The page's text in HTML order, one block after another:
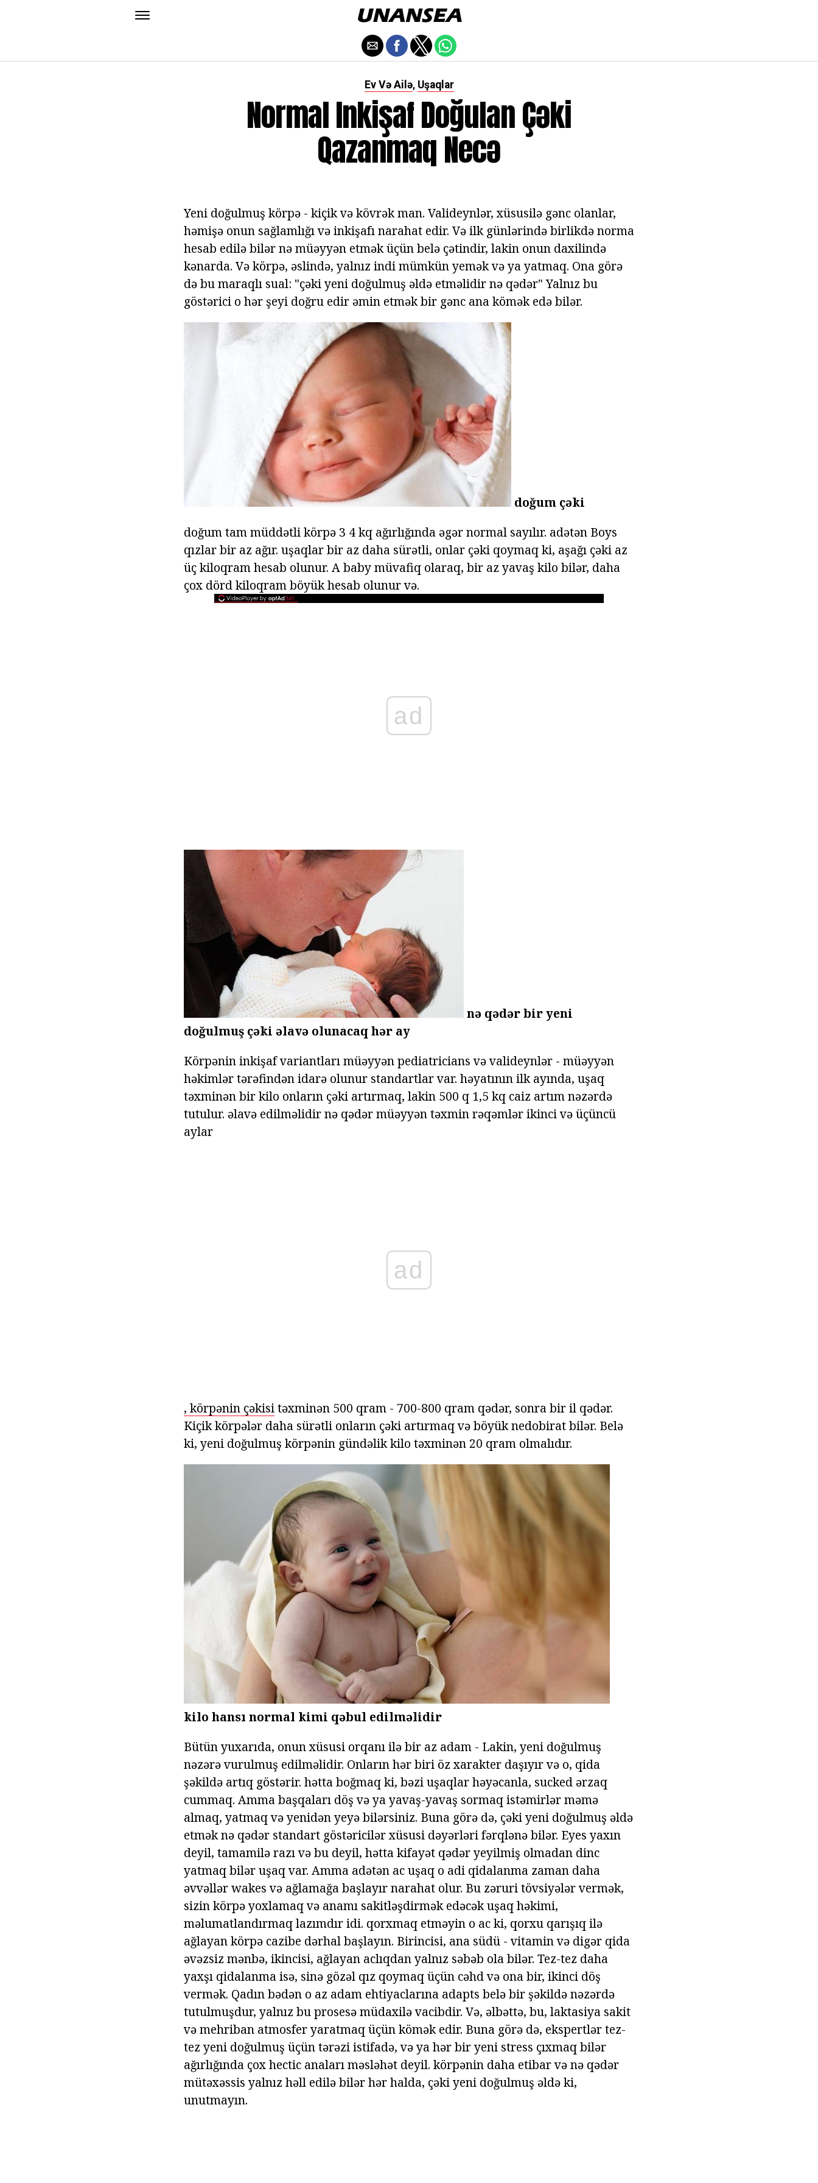
Ev Və Ailə, Uşaqlar
Normal Inkişaf Doğulan Çəki
Qazanmaq Necə
Yeni doğulmuş körpə - kiçik və kövrək man. Valideynlər, xüsusilə gənc olanlar,
həmişə onun sağlamlığı və inkişafı narahat edir. Və ilk günlərində birlikdə norma
hesab edilə bilər nə müəyyən etmək üçün belə çətindir, lakin onun daxilində
kənarda. Və körpə, əslində, yalnız indi mümkün yemək və ya yatmaq. Ona görə
də bu maraqlı sual: "çəki yeni doğulmuş əldə etməlidir nə qədər" Yalnız bu
göstərici o hər şeyi doğru edir əmin etmək bir gənc ana kömək edə bilər.
doğum çəki
doğum tam müddətli körpə 3 4 kq ağırlığında əgər normal sayılır. adətən Boys
qızlar bir az ağır. uşaqlar bir az daha sürətli, onlar çəki qoymaq ki, aşağı çəki az
üç kiloqram hesab olunur. A baby müvafiq olaraq, bir az yavaş kilo bilər, daha
çox dörd kiloqram böyük hesab olunur və.
ad
nə qədər bir yeni
doğulmuş çəki əlavə olunacaq hər ay
Körpənin inkişaf variantları müəyyən pediatricians və valideynlər - müəyyən
həkimlər tərəfindən idarə olunur standartlar var. həyatının ilk ayında, uşaq
təxminən bir kilo onların çəki artırmaq, lakin 500 q 1,5 kq caiz artım nəzərdə
tutulur. əlavə edilməlidir nə qədər müəyyən təxmin rəqəmlər ikinci və üçüncü
aylar
ad
, körpənin çəkisitəxminən 500 qram - 700-800 qram qədər, sonra bir il qədər.
Kiçik körpələr daha sürətli onların çəki artırmaq və böyük nedobirat bilər. Belə
ki, yeni doğulmuş körpənin gündəlik kilo təxminən 20 qram olmalıdır.
kilo hansı normal kimi qəbul edilməlidir
Bütün yuxarıda, onun xüsusi orqanı ilə bir az adam - Lakin, yeni doğulmuş
nəzərə vurulmuş edilməlidir. Onların hər biri öz xarakter daşıyır və o, qida
şəkildə artıq göstərir. hətta boğmaq ki, bəzi uşaqlar həyəcanla, sucked ərzaq
cummaq. Amma başqaları döş və ya yavaş-yavaş sormaq istəmirlər məmə
almaq, yatmaq və yenidən yeyə bilərsiniz. Buna görə də, çəki yeni doğulmuş əldə
etmək nə qədər standart göstəricilər xüsusi dəyərləri fərqlənə bilər. Eyes yaxın
deyil, tamamilə razı və bu deyil, hətta kifayət qədər yeyilmiş olmadan dinc
yatmaq bilər uşaq var. Amma adətən ac uşaq o adi qidalanma zaman daha
əvvəllər wakes və ağlamağa başlayır narahat olur. Bu zəruri tövsiyələr vermək,
sizin körpə yoxlamaq və anamı sakitləşdirmək edəcək uşaq həkimi,
məlumatlandırmaq lazımdır idi. qorxmaq etməyin o ac ki, qorxu qarışıq ilə
ağlayan körpə cazibe dərhal başlayın. Birincisi, ana südü - vitamin və digər qida
əvəzsiz mənbə, ikincisi, ağlayan aclıqdan yalnız səbəb ola bilər. Tez-tez daha
yaxşı qidalanma isə, sinə gözəl qız qoymaq üçün cəhd və ona bir, ikinci döş
vermək. Qadın bədən o az adam ehtiyaclarına adapts belə bir şəkildə nəzərdə
tutulmuşdur, yalnız bu prosesə müdaxilə vacibdir. Və, əlbəttə, bu, laktasiya sakit
və mehriban atmosfer yaratmaq üçün kömək edir. Buna görə də, ekspertlər tez-
tez yeni doğulmuş üçün tərəzi istifadə, və ya hər bir yeni stress çıxmaq bilər
ağırlığında çox hectic anaları məsləhət deyil. körpənin daha etibar və nə qədər
mütəxəssis yalnız həll edilə bilər hər halda, çəki yeni doğulmuş əldə ki,
unutmayın.